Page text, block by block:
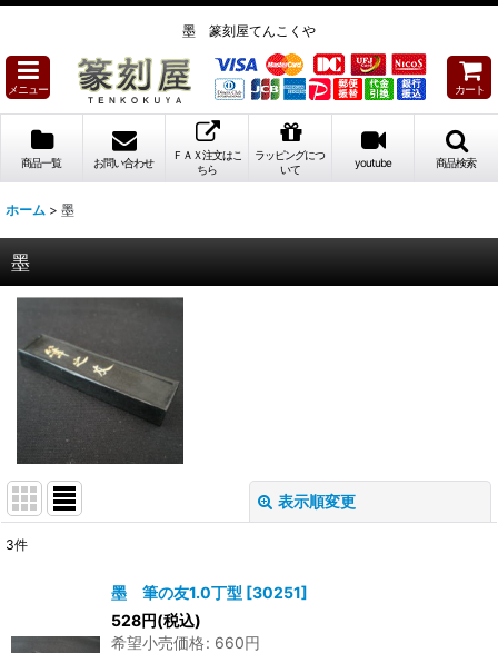
墨 篆刻屋てんこくや
メニュー カート
商品一覧 お問い合わせ
ＦＡＸ注文はこ
ちら
ラッピングにつ
いて
youtube 商品検索
ホーム > 墨
墨
表示順変更
3件
墨 筆の友1.0丁型 [30251]
528円(税込)
希望小売価格: 660円